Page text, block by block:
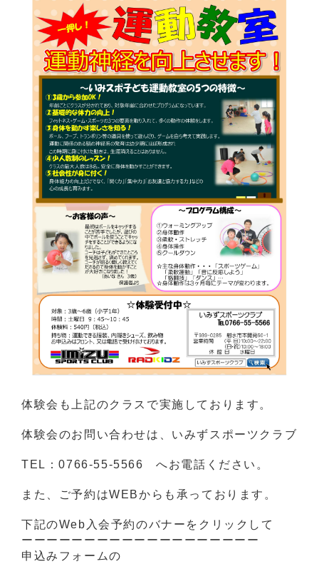
体験会も上記のクラスで実施しております。
体験会のお問い合わせは、いみずスポーツクラブ
TEL：0766-55-5566 へお電話ください。
また、ご予約はWEBからも承っております。
下記のWeb入会予約のバナーをクリックして
ーーーーーーーーーーーーーーーーーーー
申込みフォームの